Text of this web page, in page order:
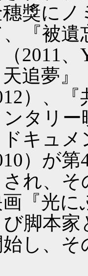
獎にノ
、『被遺
（2011
追夢』
）、
ンタリ
キュメ
）が
され、
『光に
脚本家
始し、